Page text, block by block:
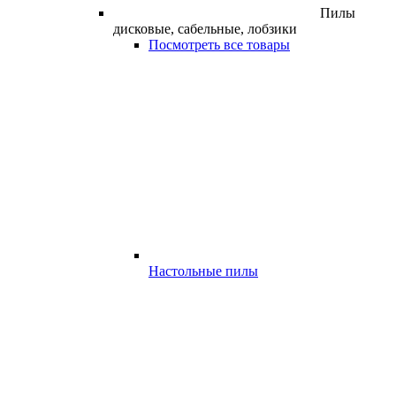
Пилы
дисковые, сабельные, лобзики
Посмотреть все товары
Настольные пилы